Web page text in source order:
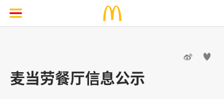
 
麦当劳餐厅信息公示